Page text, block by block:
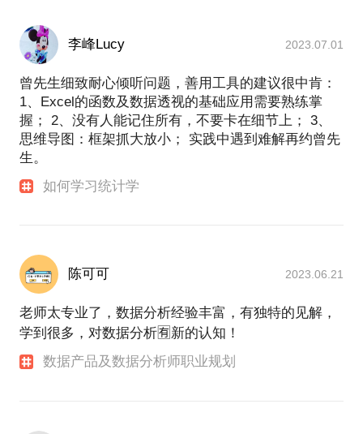
李峰Lucy 2023.07.01
曾先生细致耐心倾听问题，善用工具的建议很中肯：
1、Excel的函数及数据透视的基础应用需要熟练掌
握； 2、没有人能记住所有，不要卡在细节上； 3、
思维导图：框架抓大放小； 实践中遇到难解再约曾先
生。
如何学习统计学
陈可可 2023.06.21
老师太专业了，数据分析经验丰富，有独特的见解，
学到很多，对数据分析🈶️新的认知！
数据产品及数据分析师职业规划